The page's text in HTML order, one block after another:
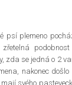
psí plemeno
zda se jedná o 2
nakonec
svého